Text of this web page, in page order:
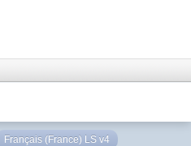
Français (France) LS v4